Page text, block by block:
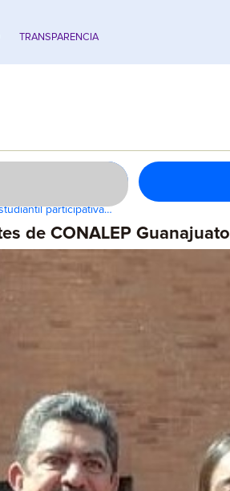
TRANSPARENCIA
participativa…
de CONALEP Guanajuato